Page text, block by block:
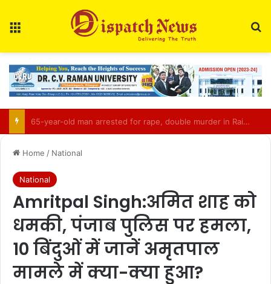
CGPSC Refutes Social Media Claims Over SI Exam Candidates’ Names
Home / National
National
Amritpal Singh:अमित शाह को
धमकी, पंजाब पुलिस पर हमला,
10 बिंदुओं में जानें अमृतपाल
मामले में क्या-क्या हुआ?